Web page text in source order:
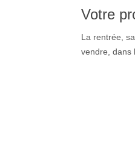
Votre
La rentrée,
vendre, dans